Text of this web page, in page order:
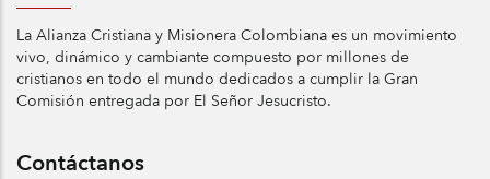
La Alianza Cristiana y Misionera Colombiana es un movimiento
vivo, dinámico y cambiante compuesto por millones de
cristianos en todo el mundo dedicados a cumplir la Gran
Comisión entregada por El Señor Jesucristo.
Contáctanos